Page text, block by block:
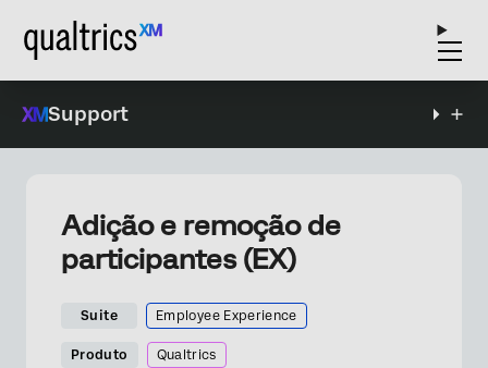
Support
Adição e remoção de
participantes (EX)
Suite Employee Experience
Produto Qualtrics